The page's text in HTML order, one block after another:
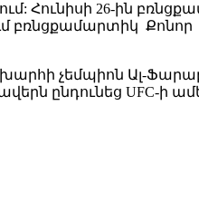
Հունիսի 26-ին
բռնցքամարտիկ Քոնոր
չեմպիոն Ալ-
ընդունեց UFC-ի